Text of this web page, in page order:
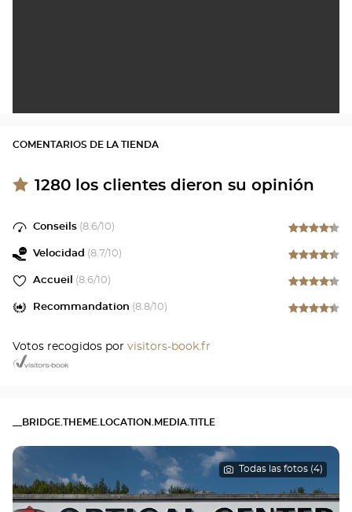
COMENTARIOS DE LA TIENDA
1280 los clientes dieron su opinión
Conseils (8.6/10)
Velocidad (8.7/10)
Accueil (8.6/10)
Recommandation (8.8/10)
Votos recogidos por visitors-book.fr
__BRIDGE.THEME.LOCATION.MEDIA.TITLE
Todas las fotos (4)